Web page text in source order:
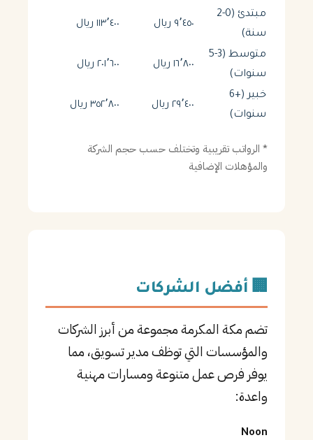
مبتدئ (0-2
سنة)
٩٬٤٥٠ ريال ١١٣٬٤٠٠ ريال
متوسط (3-5
سنوات)
١٦٬٨٠٠ ريال ٢٠١٬٦٠٠ ريال
خبير (+6
سنوات)
٢٩٬٤٠٠ ريال ٣٥٢٬٨٠٠ ريال
* الرواتب تقريبية وتختلف حسب حجم الشركة
والمؤهلات الإضافية
🏢 أفضل الشركات
تضم مكة المكرمة مجموعة من أبرز الشركات
والمؤسسات التي توظف مدير تسويق، مما
يوفر فرص عمل متنوعة ومسارات مهنية
واعدة:
Noon